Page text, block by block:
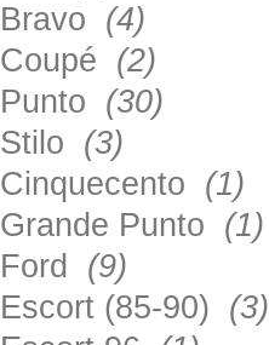
Bravo (4)
Coupé (2)
Punto (30)
Stilo (3)
Cinquecento (1)
Grande Punto (1)
Ford (9)
Escort (85-90) (3)